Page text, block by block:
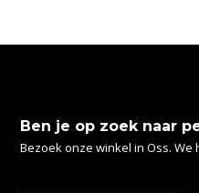
Ben je op zoek naar
Bezoek onze winkel in Oss. We